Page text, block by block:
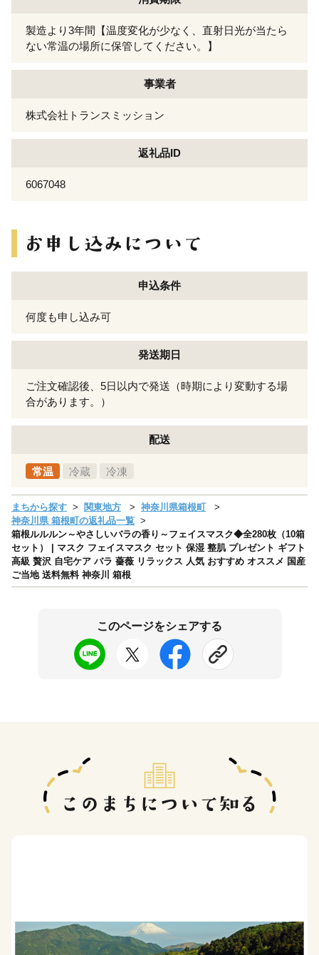
製造より3年間【温度変化が少なく、直射日光が当たら
ない常温の場所に保管してください。】
事業者
株式会社トランスミッション
返礼品ID
6067048
申込条件
何度も申し込み可
発送期日
ご注文確認後、5日以内で発送（時期により変動する場
合があります。）
配送
常温 冷蔵 冷凍
まちから探す 関東地方
神奈川県箱根町
神奈川県 箱根町の返礼品一覧
箱根ルルルン～やさしいバラの香り～フェイスマスク◆全280枚（10箱
セット） | マスク フェイスマスク セット 保湿 整肌 プレゼント ギフト
高級 贅沢 自宅ケア バラ 薔薇 リラックス 人気 おすすめ オススメ 国産
ご当地 送料無料 神奈川 箱根
このページをシェアする